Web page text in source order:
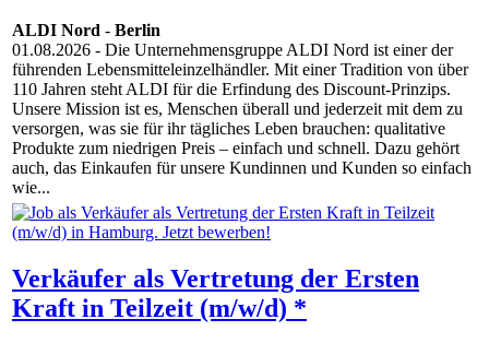
ALDI Nord - Berlin
01.08.2026 - Die Unternehmensgruppe ALDI Nord ist einer der
führenden Lebensmitteleinzelhändler. Mit einer Tradition von über
110 Jahren steht ALDI für die Erfindung des Discount-Prinzips.
Unsere Mission ist es, Menschen überall und jederzeit mit dem zu
versorgen, was sie für ihr tägliches Leben brauchen: qualitative
Produkte zum niedrigen Preis – einfach und schnell. Dazu gehört
auch, das Einkaufen für unsere Kundinnen und Kunden so einfach
wie...
Verkäufer als Vertretung der Ersten
Kraft in Teilzeit (m/w/d) *